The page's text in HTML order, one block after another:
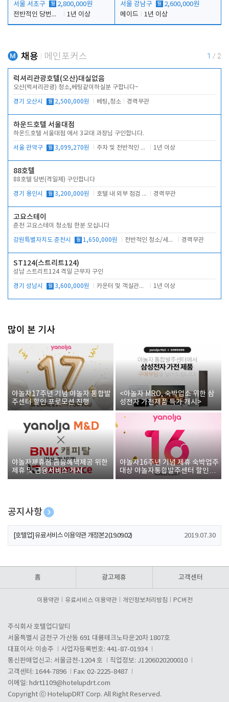
서울 서초구 월 2,800,000원
전반적인 당번업무
1년 이상
서울 강남구 월 2,600,000원
메이드
1년 이상
채용 메인포커스 1 / 2
럭셔리관광호텔(오산)대실없음
오산(럭셔리관광) 청소,베팅같이하실분 구합니다~
경기 오산시 월 2,500,000원 베팅,청소 경력무관
하운드호텔 서울대점
하운드호텔 서울대점 에서 3교대 과장님 구인합니다.
서울 관악구 월 3,099,270원 주차 및 전반적인 당번업무 1년 이상
88호텔
88호텔 당번(격일제) 구인합니다
경기 용인시 월 3,200,000원 호텔 내 외부 점검 및 프런트 운영 경력무관
고요스테이
춘천 고요스테이 청소팀 한분 모십니다
강원특별자치도 춘천시 월 1,650,000원 전반적인 청소/세탁업무 경력무관
ST124(스트리트124)
성남 스트리트124 격일 근무자 구인
경기 성남시 월 3,600,000원 카운터 및 객실관리 전반 1년 이상
많이 본 기사
야놀자17주년 기념 야놀자 통합발
주센터 할인 프로모션 진행
<야놀자 MRO, 숙박업소 위한 삼
성전자 가전제품 특가 개시>
야놀자제휴점 금융혜택제공 위한
제휴 및 금융서비스 게시
야놀자16주년 기념 제휴 숙박업주
대상 야놀자통합발주센터 할인쿠
폰 증정
공지사항
[호텔업] 개인정보 처리방침 개정본1 (19.09.02)
[호텔업] 유료서비스 이용약관 개정본2 (19.09.02) 2019.07.30
홈 광고제휴 고객센터
이용약관 유료서비스 이용약관 개인정보처리방침 PC버전
주식회사 호텔업디알티
서울특별시 금천구 가산동 691 대륭테크노타운20차 1807호
대표이사: 이송주
사업자등록번호: 441-87-01934
통신판매업신고: 서울금천-1204 호
직업정보: J1206020200010
고객센터: 1644-7896
Fax: 02-2225-8487
이메일: hdrt1109@hotelupdrt.com
Copyright ⓒ HotelupDRT Corp. All Right Reserved.